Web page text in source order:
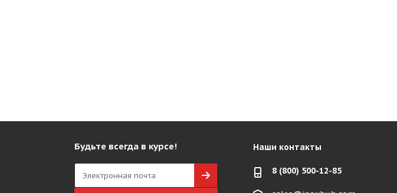
Будьте всегда в курсе! Наши контакты
8 (800) 500-12-85